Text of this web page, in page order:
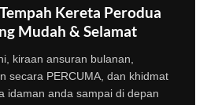
Kereta Perodua
Mudah & Selamat
kiraan ansuran bulanan,
secara PERCUMA, dan khidmat
idaman anda sampai di depan